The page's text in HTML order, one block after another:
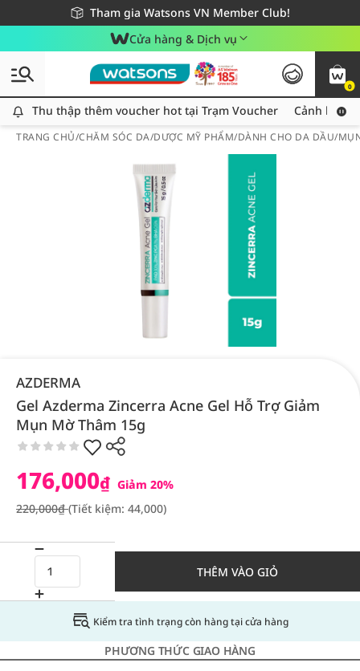
Tham gia Watsons VN Member Club!
Miễn phí giao hàng cho đơn hàng từ 249,000Đ
Giao hàng nhanh 24h - Áp dụng khu vực TP. Hồ Chí Minh
Cửa hàng & Dịch vụ
0
Thu thập thêm voucher hot tại Trạm Voucher
Thu thập thêm voucher hot tại Trạm Voucher Cảnh báo
TRANG CHỦ/CHĂM SÓC DA/DƯỢC MỸ PHẨM/DÀNH CHO DA DẦU/
AZDERMA
Gel Azderma Zincerra Acne Gel Hỗ Trợ Giảm
Mụn Mờ Thâm 15g
176,000₫ Giảm 20%
220,000₫(Tiết kiệm: 44,000)
THÊM VÀO GIỎ
Kiểm tra tình trạng còn hàng tại cửa hàng
PHƯƠNG THỨC GIAO HÀNG